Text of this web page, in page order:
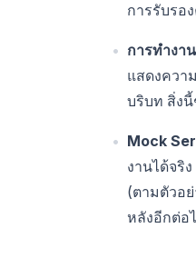
การรับรอ
การทำงา
แสดงควา
บริบท สิ่ง
Mock
งานได้จริ
(ตามตัวอ
หลังอีกต่อ